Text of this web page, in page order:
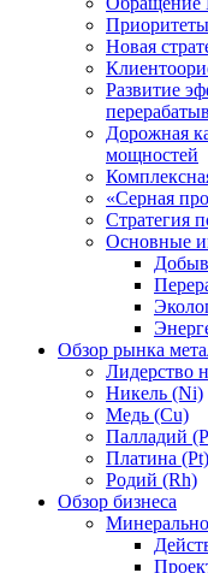
Новая
Развитие
Дорожная
мощностей
«Серная
Стратегия
Основные
Обзор рынка
Лидерство
Никель (Ni)
Медь (Cu)
Палладий
Платина (Pt)
Родий (Rh)
Обзор бизнеса